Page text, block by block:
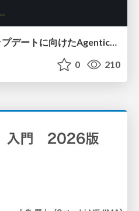
LLMリーダーボードアップデートに向けたAgentic Math_SWEのトレースについて
0 210